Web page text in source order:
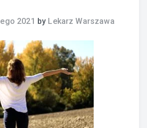
2021 by Lekarz Warszawa